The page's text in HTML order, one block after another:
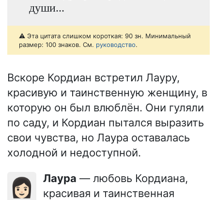
души...
⚠️ Эта цитата слишком короткая: 90 зн. Минимальный
размер: 100 знаков. См. руководство.
Вскоре Кордиан встретил Лауру,
красивую и таинственную женщину, в
которую он был влюблён. Они гуляли
по саду, и Кордиан пытался выразить
свои чувства, но Лаура оставалась
холодной и недоступной.
👩🏻 Лаура — любовь Кордиана,
красивая и таинственная